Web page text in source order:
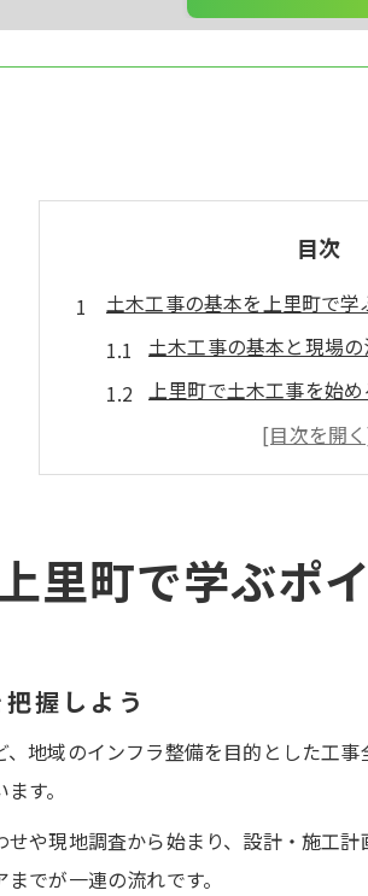
目次
土木工事の基本を上里町で学
土木工事の基本と現場
上里町で土木工事を始
土木工事で必要な資格や
現場で役立つ土木工事
埼玉県児玉郡上里町における
上里町の地形に適した土
上里町の歴史背景と土木
土木工事現場で重視され
里町で学ぶポ
握しよう
地域のインフラ整備を目的とした工
す。
や現地調査から始まり、設計・施工
でが一連の流れです。